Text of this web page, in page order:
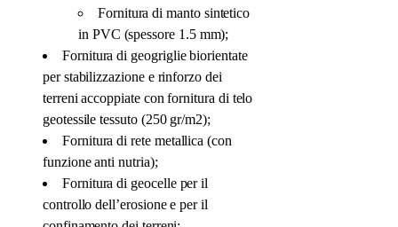
Fornitura di manto sintetico
in PVC (spessore 1.5 mm);
Fornitura di geogriglie biorientate
per stabilizzazione e rinforzo dei
terreni accoppiate con fornitura di telo
geotessile tessuto (250 gr/m2);
Fornitura di rete metallica (con
funzione anti nutria);
Fornitura di geocelle per il
controllo dell’erosione e per il